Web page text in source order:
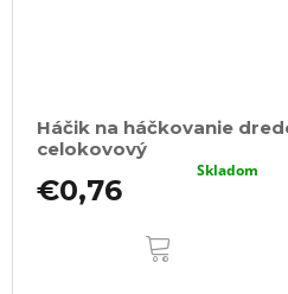
Háčik na háčkovanie
celokovový
€0,76
Skladom